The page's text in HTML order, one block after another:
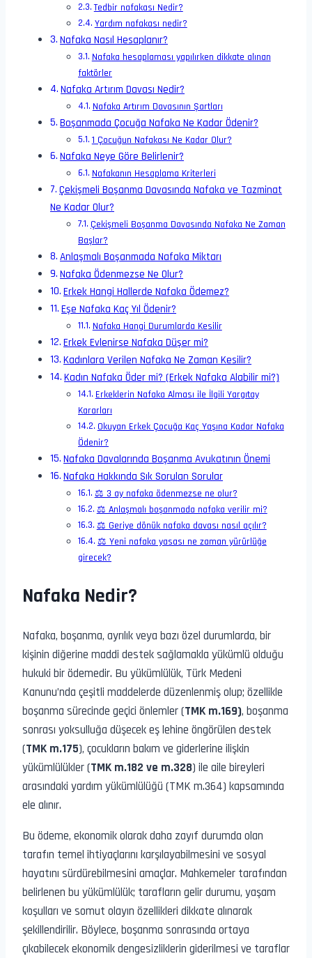
Tedbir nafakası Nedir?
Yardım nafakası nedir?
Nafaka Nasıl Hesaplanır?
Nafaka hesaplaması yapılırken dikkate alınan
faktörler
Nafaka Artırım Davası Nedir?
Nafaka Artırım Davasının Şartları
Boşanmada Çocuğa Nafaka Ne Kadar Ödenir?
1 Çocuğun Nafakası Ne Kadar Olur?
Nafaka Neye Göre Belirlenir?
Nafakanın Hesaplama Kriterleri
Çekişmeli Boşanma Davasında Nafaka ve Tazminat
Ne Kadar Olur?
Çekişmeli Boşanma Davasında Nafaka Ne Zaman
Başlar?
Anlaşmalı Boşanmada Nafaka Miktarı
Nafaka Ödenmezse Ne Olur?
Erkek Hangi Hallerde Nafaka Ödemez?
Eşe Nafaka Kaç Yıl Ödenir?
Nafaka Hangi Durumlarda Kesilir
Erkek Evlenirse Nafaka Düşer mi?
Kadınlara Verilen Nafaka Ne Zaman Kesilir?
Kadın Nafaka Öder mi? (Erkek Nafaka Alabilir mi?)
Erkeklerin Nafaka Alması ile İlgili Yargıtay
Kararları
Okuyan Erkek Çocuğa Kaç Yaşına Kadar Nafaka
Ödenir?
Nafaka Davalarında Boşanma Avukatının Önemi
Nafaka Hakkında Sık Sorulan Sorular
⚖️ 3 ay nafaka ödenmezse ne olur?
⚖️ Anlaşmalı boşanmada nafaka verilir mi?
⚖️ Geriye dönük nafaka davası nasıl açılır?
⚖️ Yeni nafaka yasası ne zaman yürürlüğe
girecek?
Nafaka Nedir?
Nafaka, boşanma, ayrılık veya bazı özel durumlarda, bir
kişinin diğerine maddi destek sağlamakla yükümlü olduğu
hukuki bir ödemedir. Bu yükümlülük, Türk Medeni
Kanunu’nda çeşitli maddelerde düzenlenmiş olup; özellikle
boşanma sürecinde geçici önlemler (TMK m.169), boşanma
sonrası yoksulluğa düşecek eş lehine öngörülen destek
(TMK m.175), çocukların bakım ve giderlerine ilişkin
yükümlülükler (TMK m.182 ve m.328) ile aile bireyleri
arasındaki yardım yükümlülüğü (TMK m.364) kapsamında
ele alınır.
Bu ödeme, ekonomik olarak daha zayıf durumda olan
tarafın temel ihtiyaçlarını karşılayabilmesini ve sosyal
hayatını sürdürebilmesini amaçlar. Mahkemeler tarafından
belirlenen bu yükümlülük; tarafların gelir durumu, yaşam
koşulları ve somut olayın özellikleri dikkate alınarak
şekillendirilir. Böylece, boşanma sonrasında ortaya
çıkabilecek ekonomik dengesizliklerin giderilmesi ve taraflar